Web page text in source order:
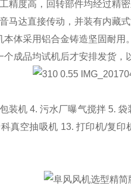
精度高，回转部件均经过精
马达直接传动，并装有内藏
体采用铝合金铸造坚固耐用。
成品均试机后才安排发货，
装机 4. 污水厂曝气搅拌 5.
真空抽吸机 13. 打印机/复